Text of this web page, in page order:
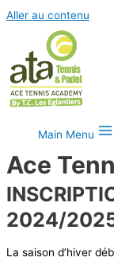
Aller au contenu
Main Menu
Ace
2024/
La saison d’hiver